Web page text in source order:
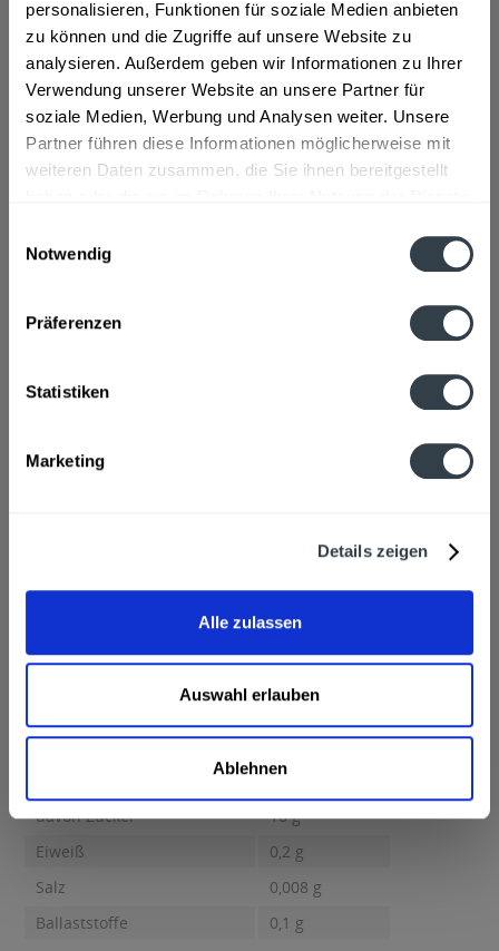
personalisieren, Funktionen für soziale Medien anbieten
zu können und die Zugriffe auf unsere Website zu
analysieren. Außerdem geben wir Informationen zu Ihrer
Verwendung unserer Website an unsere Partner für
soziale Medien, Werbung und Analysen weiter. Unsere
Partner führen diese Informationen möglicherweise mit
weiteren Daten zusammen, die Sie ihnen bereitgestellt
Notwendig
Präferenzen
Statistiken
Marketing
Details zeigen
Alle zulassen
Auswahl erlauben
Ablehnen
"Wolfra Fruchtsaft aus roten Trauben mit einem
Fruchtgehalt von 100%."
Geschmacksrichtung:
Traube
Fragen zum Artikel?
Zutaten und Allergene
100% roter Traubensaft
Anmerkung: Sofern Allergene vorhanden sind, sind diese
Hersteller
Wolfra Kelterei GmbH, Justus-von-Liebig-Str.8, 85435 Erding,
Tel. 08 1 22 / 411 - 0, Fax. 08 1 22 / 411 - 249
Nährwertangaben
Brennwert 67 kcal / 287 kJ Fett 0,01 g davon gesättigte
mehr
Brennwert
67 kcal / 287 kJ
0,01 g
davon gesättigte Fettsäuren
0,002 g
16 g
davon Zucker
16 g
Eiweiß
0,2 g
Salz
0,008 g
Ballaststoffe
0,1 g